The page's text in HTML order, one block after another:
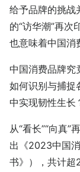
给予品牌的挑战
的“访华潮”再次
也意味着中国消
中国消费品牌究
如何识别与捕捉
中实现韧性生长
从“看长”“向真”
出《2023中国
书》），共计超